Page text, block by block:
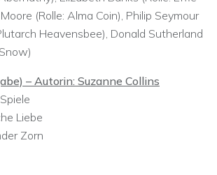
(Rolle: Alma Coin), Philip Seymour
Heavensbee), Donald Sutherland
– Autorin: Suzanne Collins
Liebe
Zorn